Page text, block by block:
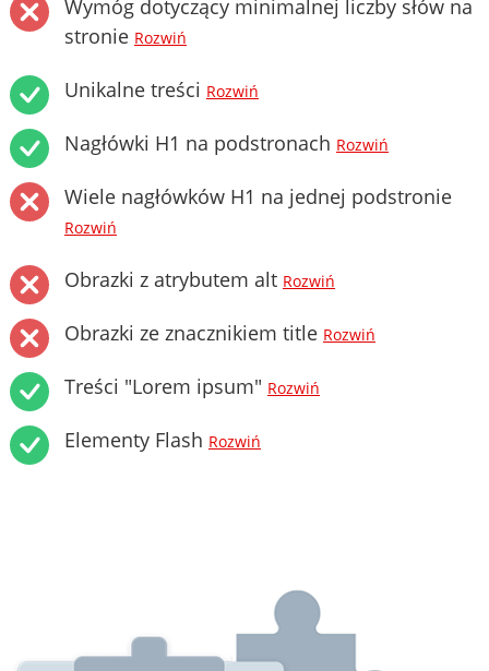
Wymóg dotyczący minimalnej liczby słów na
stronie Rozwiń
Unikalne treści Rozwiń
Nagłówki H1 na podstronach Rozwiń
Wiele nagłówków H1 na jednej podstronie
Rozwiń
Obrazki z atrybutem alt Rozwiń
Obrazki ze znacznikiem title Rozwiń
Treści "Lorem ipsum" Rozwiń
Elementy Flash Rozwiń